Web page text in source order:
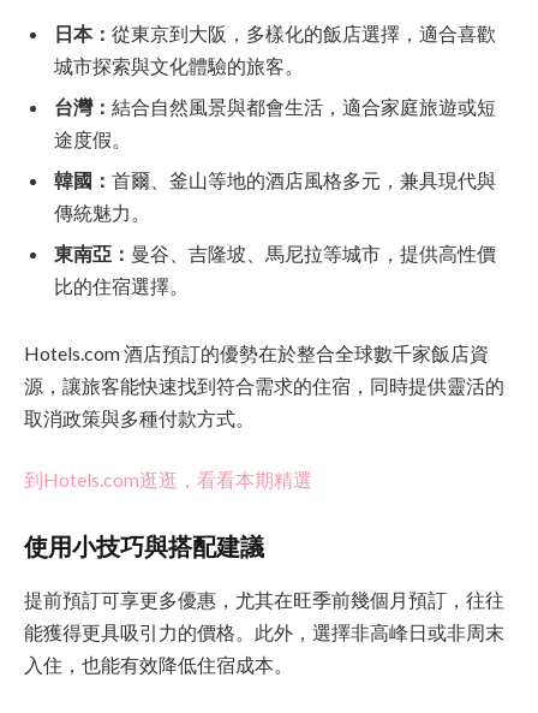
日本： 從東京到大阪，多樣化的飯店選擇，適合喜歡
城市探索與文化體驗的旅客。
台灣： 結合自然風景與都會生活，適合家庭旅遊或短
途度假。
韓國： 首爾、釜山等地的酒店風格多元，兼具現代與
傳統魅力。
東南亞： 曼谷、吉隆坡、馬尼拉等城市，提供高性價
比的住宿選擇。
Hotels.com 酒店預訂的優勢在於整合全球數千家飯店資
源，讓旅客能快速找到符合需求的住宿，同時提供靈活的
取消政策與多種付款方式。
到Hotels.com逛逛，看看本期精選
使用小技巧與搭配建議
提前預訂可享更多優惠，尤其在旺季前幾個月預訂，往往
能獲得更具吸引力的價格。此外，選擇非高峰日或非周末
入住，也能有效降低住宿成本。